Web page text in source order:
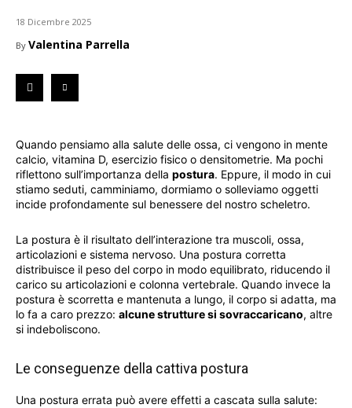
18 Dicembre 2025
By Valentina Parrella
Quando pensiamo alla salute delle ossa, ci vengono in mente
calcio, vitamina D, esercizio fisico o densitometrie. Ma pochi
riflettono sull’importanza della postura. Eppure, il modo in cui
stiamo seduti, camminiamo, dormiamo o solleviamo oggetti
incide profondamente sul benessere del nostro scheletro.
La postura è il risultato dell’interazione tra muscoli, ossa,
articolazioni e sistema nervoso. Una postura corretta
distribuisce il peso del corpo in modo equilibrato, riducendo il
carico su articolazioni e colonna vertebrale. Quando invece la
postura è scorretta e mantenuta a lungo, il corpo si adatta, ma
lo fa a caro prezzo: alcune strutture si sovraccaricano, altre
si indeboliscono.
Le conseguenze della cattiva postura
Una postura errata può avere effetti a cascata sulla salute: